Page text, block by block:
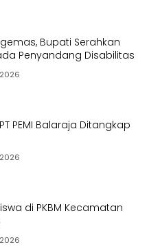
Bupati Serahkan
Penyandang Disabilitas
PEMI Balaraja Ditangkap
di PKBM Kecamatan